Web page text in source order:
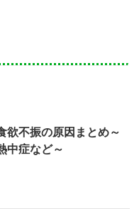
欲不振の原因まとめ～
中症など～